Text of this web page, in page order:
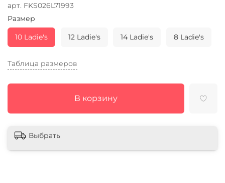
арт. FKS026L71993
Таблица размеров
В корзину
Размер
10 Ladie's 12 Ladie's 14 Ladie's 8 Ladie's
Выбрать